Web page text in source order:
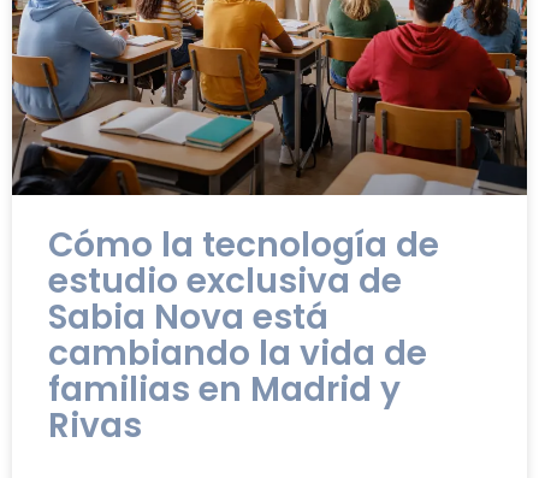
Cómo la tecnología de
estudio exclusiva de
Sabia Nova está
cambiando la vida de
familias en Madrid y
Rivas